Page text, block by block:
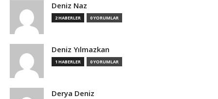
Deniz Naz
2 HABERLER 0 YORUMLAR
Deniz Yılmazkan
1 HABERLER 0 YORUMLAR
Derya Deniz